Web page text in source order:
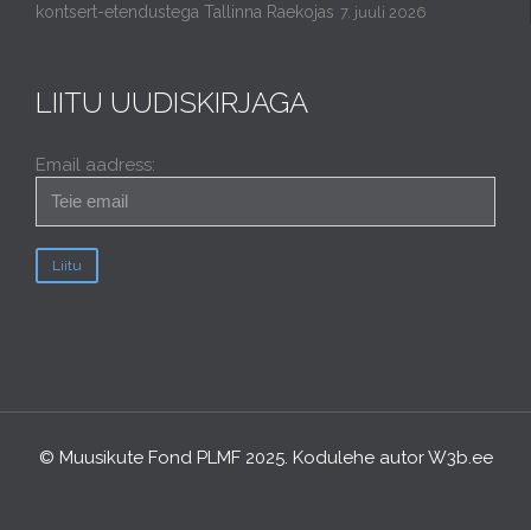
kontsert-etendustega Tallinna Raekojas 7. juuli 2026
LIITU UUDISKIRJAGA
Email aadress:
© Muusikute Fond PLMF 2025. Kodulehe autorW3b.ee